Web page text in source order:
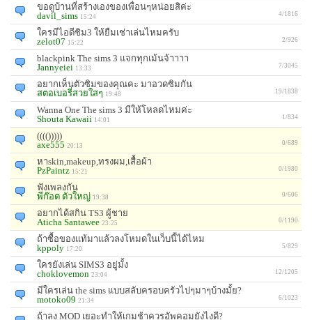
ขอดูบ้านที่สร้างเองของเพื่อนๆหน่อยสิค่ะ
davil_sims 15:24 4/1816
ใครมีไอดีซิม3 ให้ยืมเช่าเล่นไหมครับ
zelot07 15:22 2/926
blackpink The sims 3 แจกทุกเม้นจ้าาาา
Jannyeiei 13:33 7/3045
อยากเห็นตัวซิมของคุณคะ มาอวดซิมกัน
สตอเบอรี่สวยใสๆ 19:48 19/1838
Wanna One The sims 3 มีให้โหลดไหมค่ะ
Shouta Kawaii 14:01 1/834
(((()))))
axe555 20:13 0/689
หาskin,makeup,ทรงผม,เสื้อผ้า
PzPaintz 15:21 0/1980
ฟังเพลงกัน
พีก๊อต ตัวใหญ่ 19:38 0/606
อยากได้สกิน TS3 ผู้ชาย
Aticha Santawee 23:25 0/1190
ถ้าซื้อของแท้มาแล้วลงโหมดในเว็บนี้ได้ไหม
kppoly 17:20 5/829
ใครยังเล่น SIMS3 อยู่มั้ง
choklovemon 23:04 12/1205
มีใครเล่น the sims แบบสลับครอบครัวไปๆมาๆบ้างมั้ย?
motoko09 21:34 6/1023
ถ้าลง MOD เยอะทำให้เกมช้าควรอัพคอมยังไงดี?